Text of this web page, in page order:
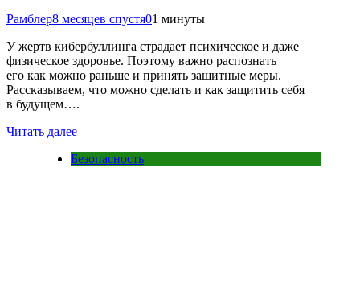
Рамблер8 месяцев спустя01 минуты
У жертв кибербуллинга страдает психическое и даже
физическое здоровье. Поэтому важно распознать
его как можно раньше и принять защитные меры.
Рассказываем, что можно сделать и как защитить себя
в будущем….
Читать далее
Безопасность